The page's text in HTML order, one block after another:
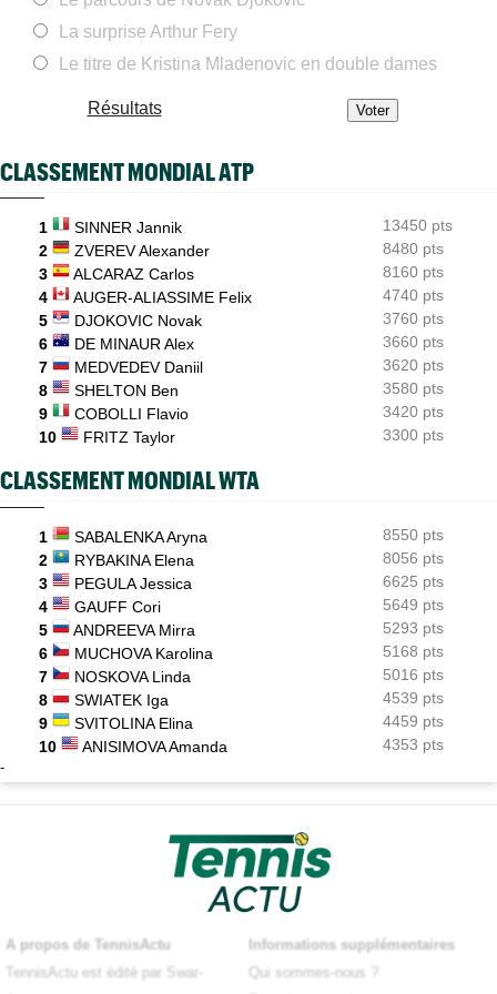
Gabriel Debru retourne aux USA, son coach avait une autre
idée...
08/08
ATP - Montréal
ATP - Montréal
Jeunes
08/08
US Open
Lorenzo Musetti passe d'une équipière russe à une Ukrainienne
La surprise Arthur Fery
Le titre de Kristina Mladenovic en double dames
Résultats
CLASSEMENT MONDIAL ATP
1 SINNER Jannik
13450 pts
2
ZVEREV Alexander
8480 pts
3
ALCARAZ Carlos
8160 pts
4
AUGER-ALIASSIME Felix
4740 pts
5
DJOKOVIC Novak
3760 pts
6
DE MINAUR Alex
3660 pts
7
MEDVEDEV Daniil
3620 pts
8
SHELTON Ben
3580 pts
9
COBOLLI Flavio
3420 pts
10
FRITZ Taylor 3300 pts
CLASSEMENT MONDIAL WTA
1 SABALENKA Aryna
8550 pts
2
RYBAKINA Elena
8056 pts
3
PEGULA Jessica
6625 pts
4
GAUFF Cori
5649 pts
5
ANDREEVA Mirra
5293 pts
6
MUCHOVA Karolina
5168 pts
7
NOSKOVA Linda
5016 pts
8
SWIATEK Iga
4539 pts
9
SVITOLINA Elina
4459 pts
10
ANISIMOVA Amanda 4353 pts
-
A propos de TennisActu
TennisActu est édité par Swar-
Informations supplémentaires
Qui sommes-nous ?